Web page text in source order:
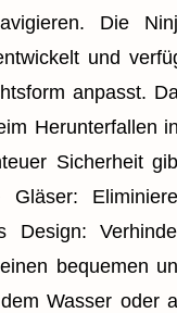
Die
und
anpasst.
Herunterfallen
Sicherheit
Design:
bequemen
Wasser oder